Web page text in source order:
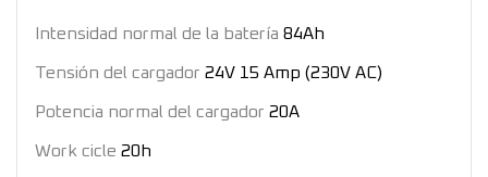
Intensidad normal de la batería 84Ah
Tensión del cargador 24V 15 Amp (230V AC)
Potencia normal del cargador 20A
Work cicle 20h